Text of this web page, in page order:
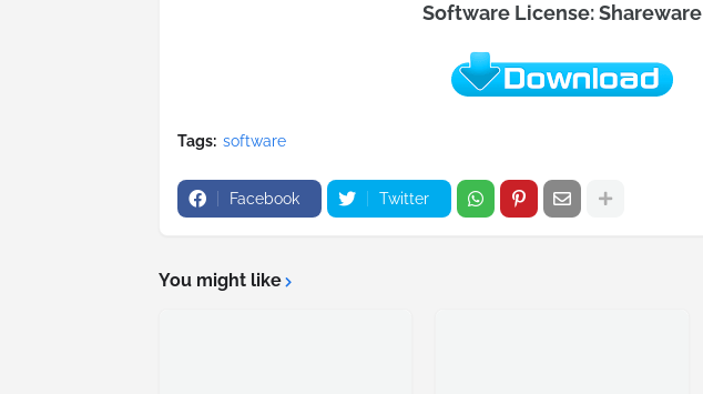
Software License: Shareware
Tags: software
Facebook Twitter
You might like